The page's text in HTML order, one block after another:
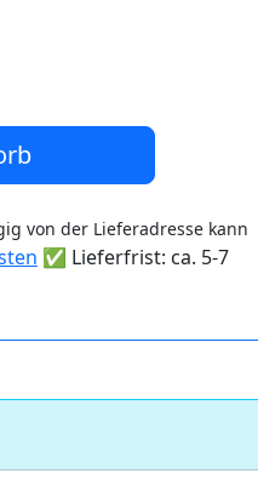
von der Lieferadresse kann
✅ Lieferfrist: ca. 5-7